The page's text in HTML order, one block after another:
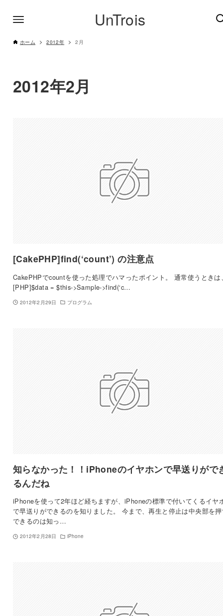
UnTrois
ホーム 2012年 2月
2012年2月
[CakePHP]find(‘count’) の注意点
CakePHPでcountを使った処理でハマったポイント。 通常使うときは
[PHP]$data = $this->Sample->find(‘c…
2012年2月29日 プログラム
知らなかった！！iPhoneのイヤホンで早送りがで
るんだね
iPhoneを使って2年ほど経ちますが、iPhoneの標準で付いてくるイヤ
で早送りができるのを知りました。 今まで、再生と停止は中央部を
できるのは知っ…
2012年2月28日 iPhone